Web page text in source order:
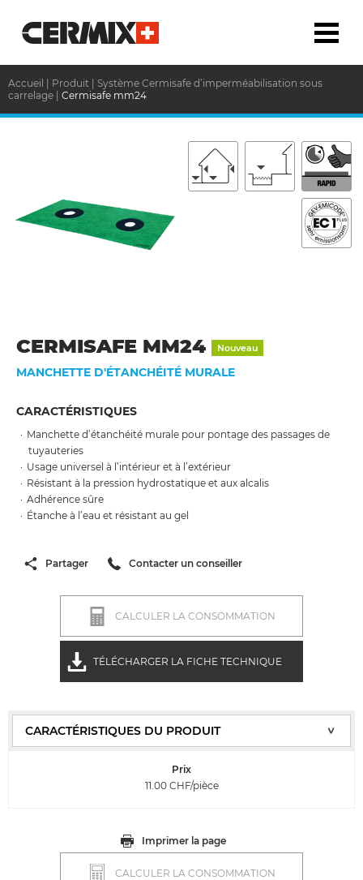
Accueil Produit
Système Cermisafe d’imperméabilisation sous
carrelage
Cermisafe mm24
CERMISAFE MM24 Nouveau
MANCHETTE D'ÉTANCHÉITÉ MURALE
CARACTÉRISTIQUES
Manchette d’étanchéité murale pour pontage des passages de
tuyauteries
Usage universel à l’intérieur et à l’extérieur
Résistant à la pression hydrostatique et aux alcalis
Adhérence sûre
Étanche à l’eau et résistant au gel
Partager Contacter un conseiller
CALCULER LA CONSOMMATION
TÉLÉCHARGER LA FICHE TECHNIQUE
Prix
11.00 CHF/pièce
Imprimer la page
CALCULER LA CONSOMMATION